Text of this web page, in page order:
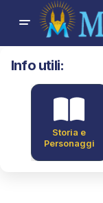
Info utili:
Storia e
Personaggi